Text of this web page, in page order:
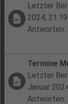
Letzter
2024, 21:19
Antworten:
Termine
Letzter
Januar
Antworten: